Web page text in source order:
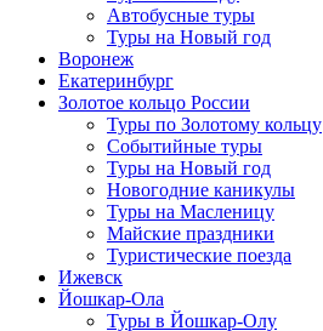
Автобусные туры
Туры на Новый год
Воронеж
Екатеринбург
Золотое кольцо России
Туры по Золотому кольцу
Событийные туры
Туры на Новый год
Новогодние каникулы
Туры на Масленицу
Майские праздники
Туристические поезда
Ижевск
Йошкар-Ола
Туры в Йошкар-Олу